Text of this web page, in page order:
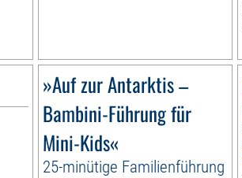
»Auf zur Antarktis –
Bambini-Führung für
Mini-Kids«
25-minütige Familienführung